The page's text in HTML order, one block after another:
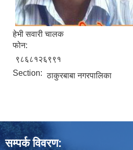
हेभी सवारी चालक
फोन:
९८६८१२६९९१
Section: ठाकुरबाबा नगरपालिका
सम्पर्क विवरण: